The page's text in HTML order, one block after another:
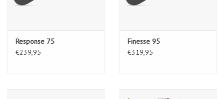
Response 75
€239,95
Finesse 95
€319,95